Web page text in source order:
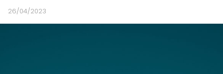
26/04/2023